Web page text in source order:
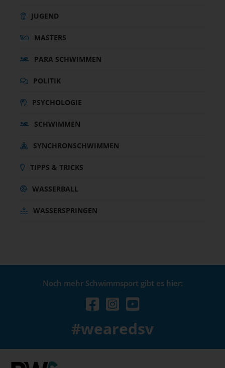
JUGEND
MASTERS
PARA SCHWIMMEN
POLITIK
PSYCHOLOGIE
SCHWIMMEN
SYNCHRONSCHWIMMEN
TIPPS & TRICKS
WASSERBALL
WASSERSPRINGEN
Noch mehr Schwimmsport gibt es hier:
#wearedsv